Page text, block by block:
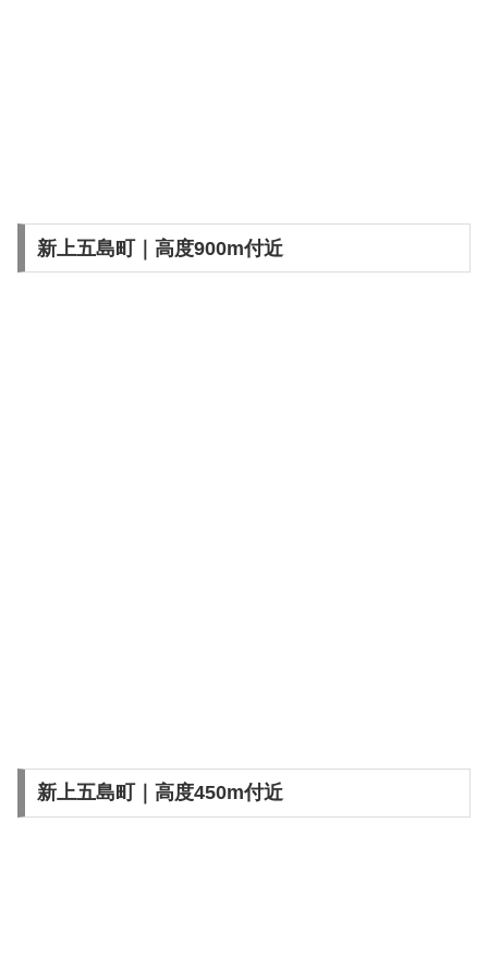
新上五島町｜高度900m付近
新上五島町｜高度450m付近